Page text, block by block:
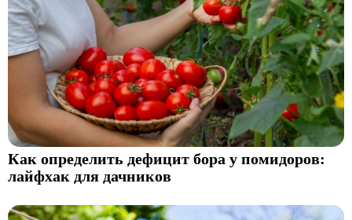
Как определить дефицит бора у помидоров:
лайфхак для дачников